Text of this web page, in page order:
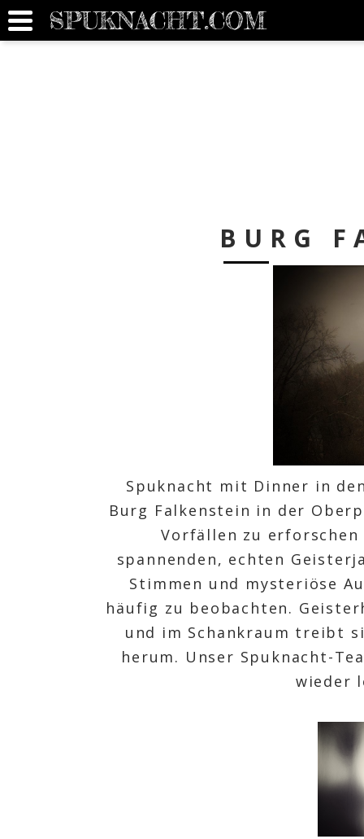
SPUKNACHT.COM
BURG
Spuknacht mit Dinner in
Burg Falkenstein in der
Vorfällen zu
spannenden, echten
Stimmen und mysteriöse
häufig zu beobachten.
und im Schankraum treibt
herum. Unser Spuknacht-
wieder